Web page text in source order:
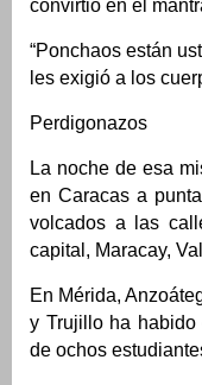
convirtió en el
“Ponchaos están
les exigió a los
Perdigonazos
La noche de esa
en Caracas a
volcados a las
capital, Maracay,
En Mérida,
y Trujillo ha habido
de ochos